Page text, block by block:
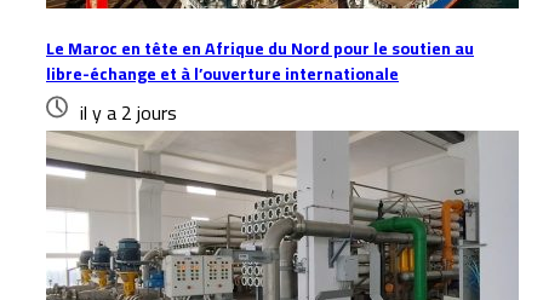
Le Maroc en tête en Afrique du Nord pour le soutien au
libre-échange et à l’ouverture internationale
il y a 2 jours